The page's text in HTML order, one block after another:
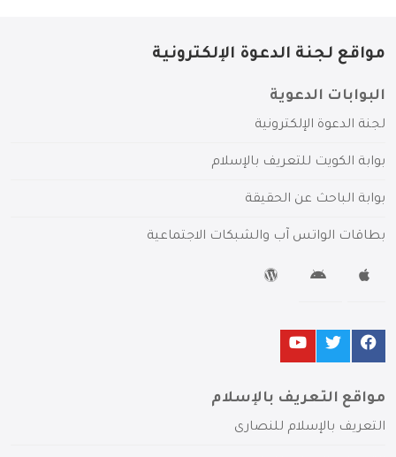
مواقع لجنة الدعوة الإلكترونية
البوابات الدعوية
لجنة الدعوة الإلكترونية
بوابة الكويت للتعريف بالإسلام
بوابة الباحث عن الحقيقة
بطاقات الواتس آب والشبكات الاجتماعية
مواقع التعريف بالإسلام
التعريف بالإسلام للنصارى